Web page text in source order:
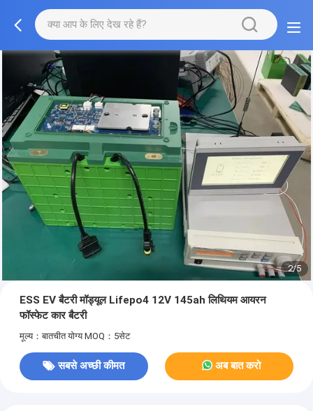
2/5
ESS EV बैटरी मॉड्यूल Lifepo4 12V 145ah लिथियम आयरन
फॉस्फेट कार बैटरी
मूल्य：बातचीत योग्य MOQ：5सेट
सबसे अच्छी कीमत अब बात करो